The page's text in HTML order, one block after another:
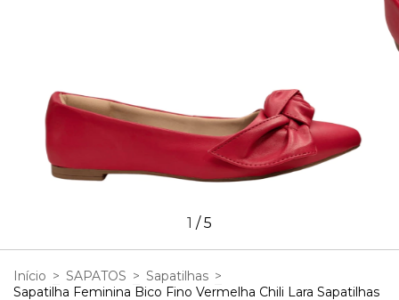
1 /5
Início > SAPATOS > Sapatilhas >
Sapatilha Feminina Bico Fino Vermelha Chili Lara Sapatilhas